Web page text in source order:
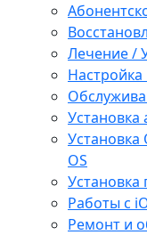
Лечение /
Настройка
Установка
OS
Работы с
Ремонт и